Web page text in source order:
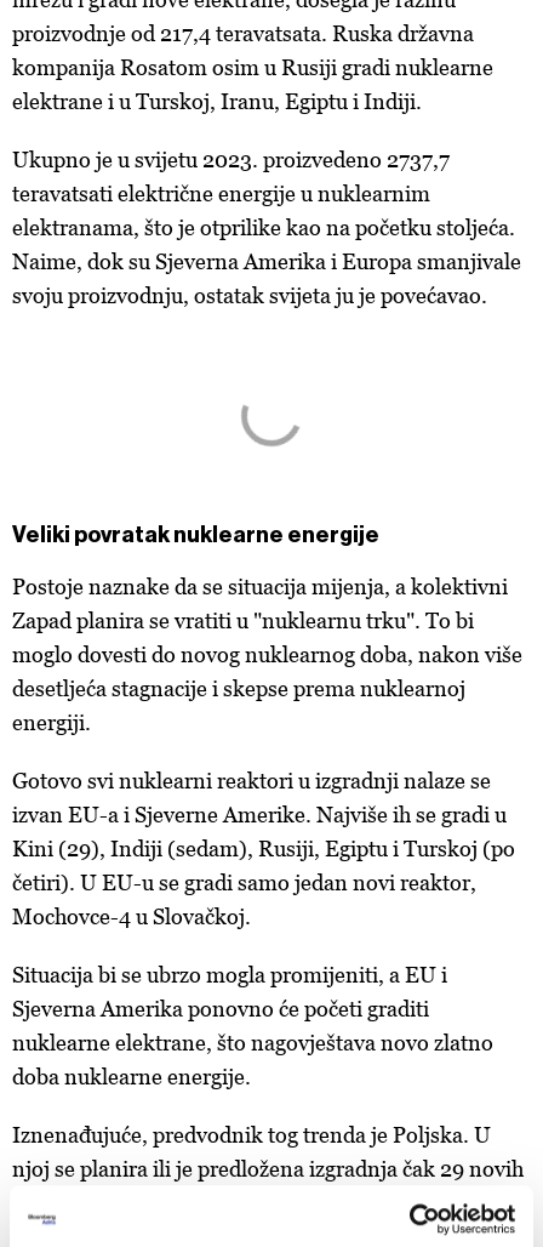
proizvodnje od 217,4 teravatsata. Ruska državna
kompanija Rosatom osim u Rusiji gradi nuklearne
elektrane i u Turskoj, Iranu, Egiptu i Indiji.
Ukupno je u svijetu 2023. proizvedeno 2737,7
teravatsati električne energije u nuklearnim
elektranama, što je otprilike kao na početku stoljeća.
Naime, dok su Sjeverna Amerika i Europa smanjivale
svoju proizvodnju, ostatak svijeta ju je povećavao.
Veliki povratak nuklearne energije
Postoje naznake da se situacija mijenja, a kolektivni
Zapad planira se vratiti u "nuklearnu trku". To bi
moglo dovesti do novog nuklearnog doba, nakon više
desetljeća stagnacije i skepse prema nuklearnoj
energiji.
Gotovo svi nuklearni reaktori u izgradnji nalaze se
izvan EU-a i Sjeverne Amerike. Najviše ih se gradi u
Kini (29), Indiji (sedam), Rusiji, Egiptu i Turskoj (po
četiri). U EU-u se gradi samo jedan novi reaktor,
Mochovce-4 u Slovačkoj.
Situacija bi se ubrzo mogla promijeniti, a EU i
Sjeverna Amerika ponovno će početi graditi
nuklearne elektrane, što nagovještava novo zlatno
doba nuklearne energije.
Iznenađujuće, predvodnik tog trenda je Poljska. U
njoj se planira ili je predložena izgradnja čak 29 novih
nuklearnih reaktora. Trenutačno ta država nema
nijednu nuklearnu elektranu, a ugovor za gradnju